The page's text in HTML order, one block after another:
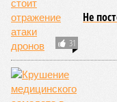
Центра био- и
научный сотрудник
Интересно, что
устойчивы к
частности, клетки